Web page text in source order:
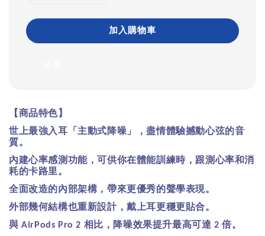
加入購物車
【商品特色】
世上最強入耳「主動式降噪」，盡情體驗撼動心弦的音
質。
內建心率感測功能，可供你在體能訓練時，跟測心率和消
耗的卡路里。
全面改造的內部架構，帶來更優秀的聲學表現。
外部幾何結構也重新設計，戴上耳更穩更貼合。
與 AirPods Pro 2 相比，降噪效果提升最高可達 2倍。